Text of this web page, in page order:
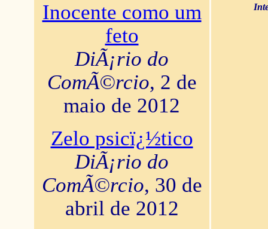
Inocente como um
feto
DiÃ¡rio do
ComÃ©rcio, 2 de
maio de 2012
Zelo psicï¿½tico
DiÃ¡rio do
ComÃ©rcio, 30 de
abril de 2012